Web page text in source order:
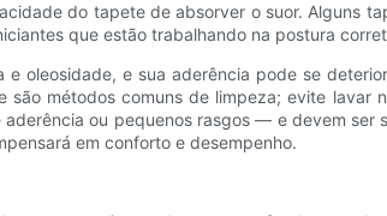
do tapete de absorver o suor. Alguns
que estão trabalhando na postura
oleosidade, e sua aderência pode se
métodos comuns de limpeza; evite lavar
ou pequenos rasgos — e devem ser
em conforto e desempenho.